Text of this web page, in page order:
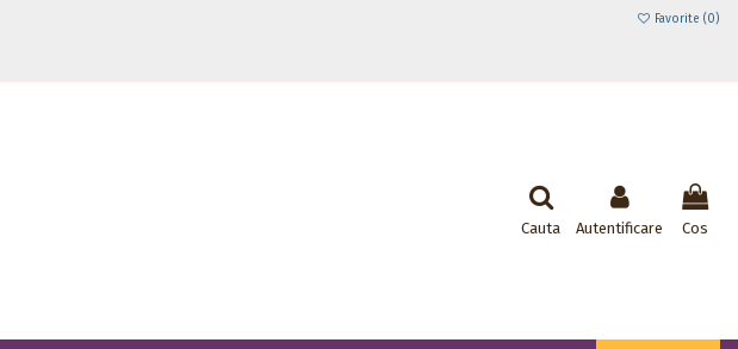
Favorite (0)
Cauta Autentificare Cos